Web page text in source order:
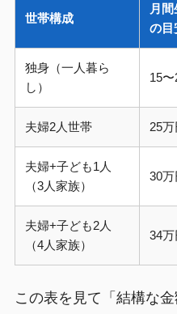
世帯構成
月
の目
独身（一人暮ら
し）
15
夫婦2人世帯 25万
夫婦+子ども1人
（3人家族）
30万
夫婦+子ども2人
（4人家族）
34万
この表を見て「結構な